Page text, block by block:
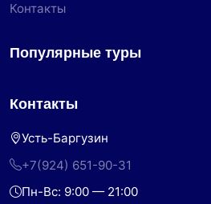
Контакты
Популярные туры
Контакты
Усть-Баргузин
+7(924) 651-90-31
Пн-Вс: 9:00 — 21:00